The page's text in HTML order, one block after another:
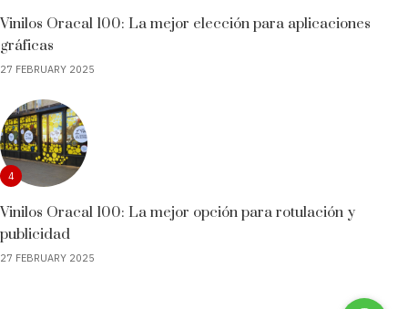
Vinilos Oracal 100: La mejor elección para aplicaciones
gráficas
27 FEBRUARY 2025
4
Vinilos Oracal 100: La mejor opción para rotulación y
publicidad
27 FEBRUARY 2025